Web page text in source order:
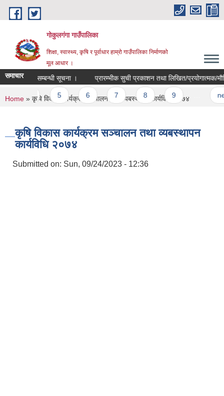
Skip to main content
गोकुलगंगा गाउँपालिका
शिक्षा, स्वास्थ्य, कृषि र पूर्वाधार हाम्रो गाउँपालिका निर्माणको
मूल आधार ।
समाचार
नवीकरण सम्बन्धी सूचना । प्रारम्भीक सुची प्रकाशन तथा लिखित/प्रयोगात्मक/
…
You are here
Home » कृषि विकास कार्यक्रम सञ्चालन तथा व्यबस्थापन कार्यविधि २०७४
कृषि विकास कार्यक्रम सञ्चालन तथा व्यबस्थापन
कार्यविधि २०७४
Submitted on: Sun, 09/24/2023 - 12:36